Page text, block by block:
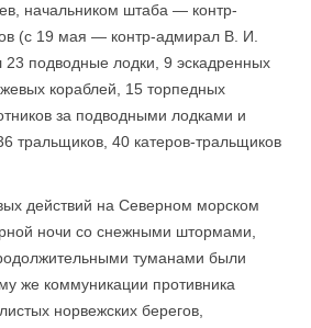
начальником штаба — контр-
(с 19 мая — контр-адмирал В. И.
подводные лодки, 9 эскадренных
кораблей, 15 торпедных
за подводными лодками и
тральщиков, 40 катеров-тральщиков
действий на Северном морском
ночи со снежными штормами,
туманами были
же коммуникации противника
норвежских берегов,